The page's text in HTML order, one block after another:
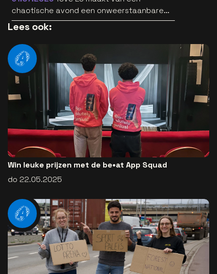
chaotische avond een onweerstaanbare
popsong
Lees ook:
Win leuke prijzen met de be•at App Squad
do 22.05.2025